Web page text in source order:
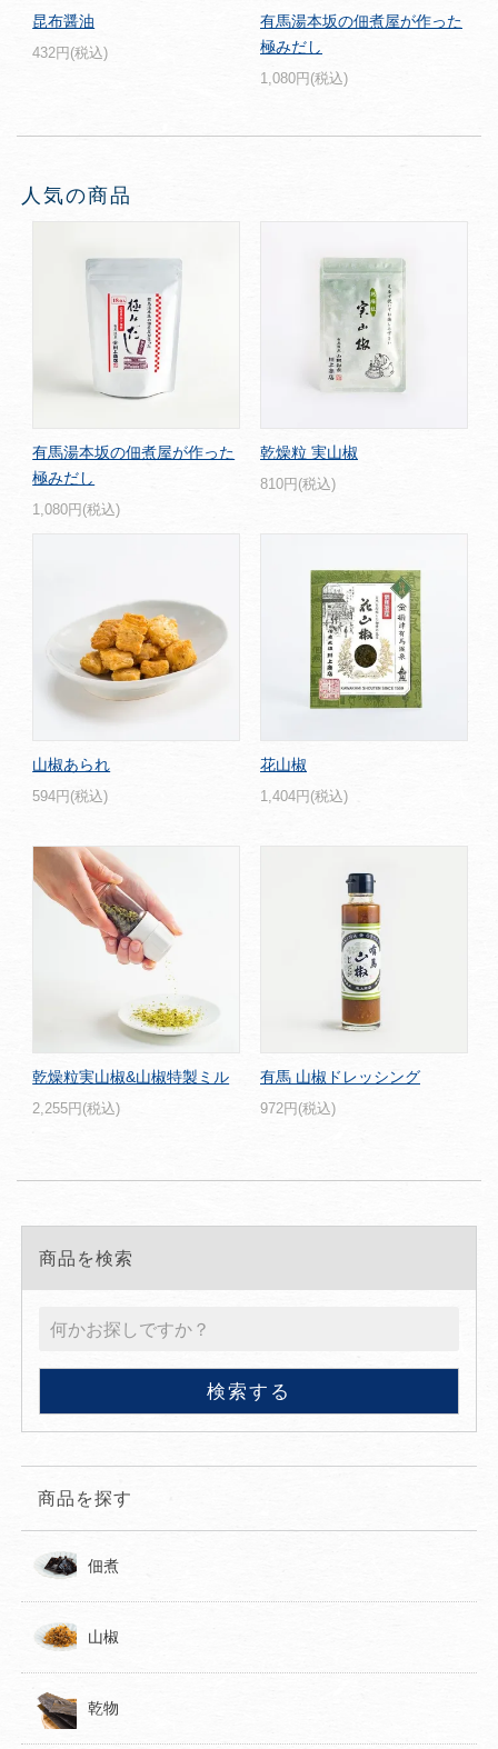
昆布醤油
432円(税込)
有馬湯本坂の佃煮屋が作った
極みだし
1,080円(税込)
人気の商品
有馬湯本坂の佃煮屋が作った
極みだし
1,080円(税込)
乾燥粒 実山椒
810円(税込)
山椒あられ
594円(税込)
花山椒
1,404円(税込)
乾燥粒実山椒&山椒特製ミル
2,255円(税込)
有馬 山椒ドレッシング
972円(税込)
商品を検索
商品を探す
佃煮
山椒
乾物